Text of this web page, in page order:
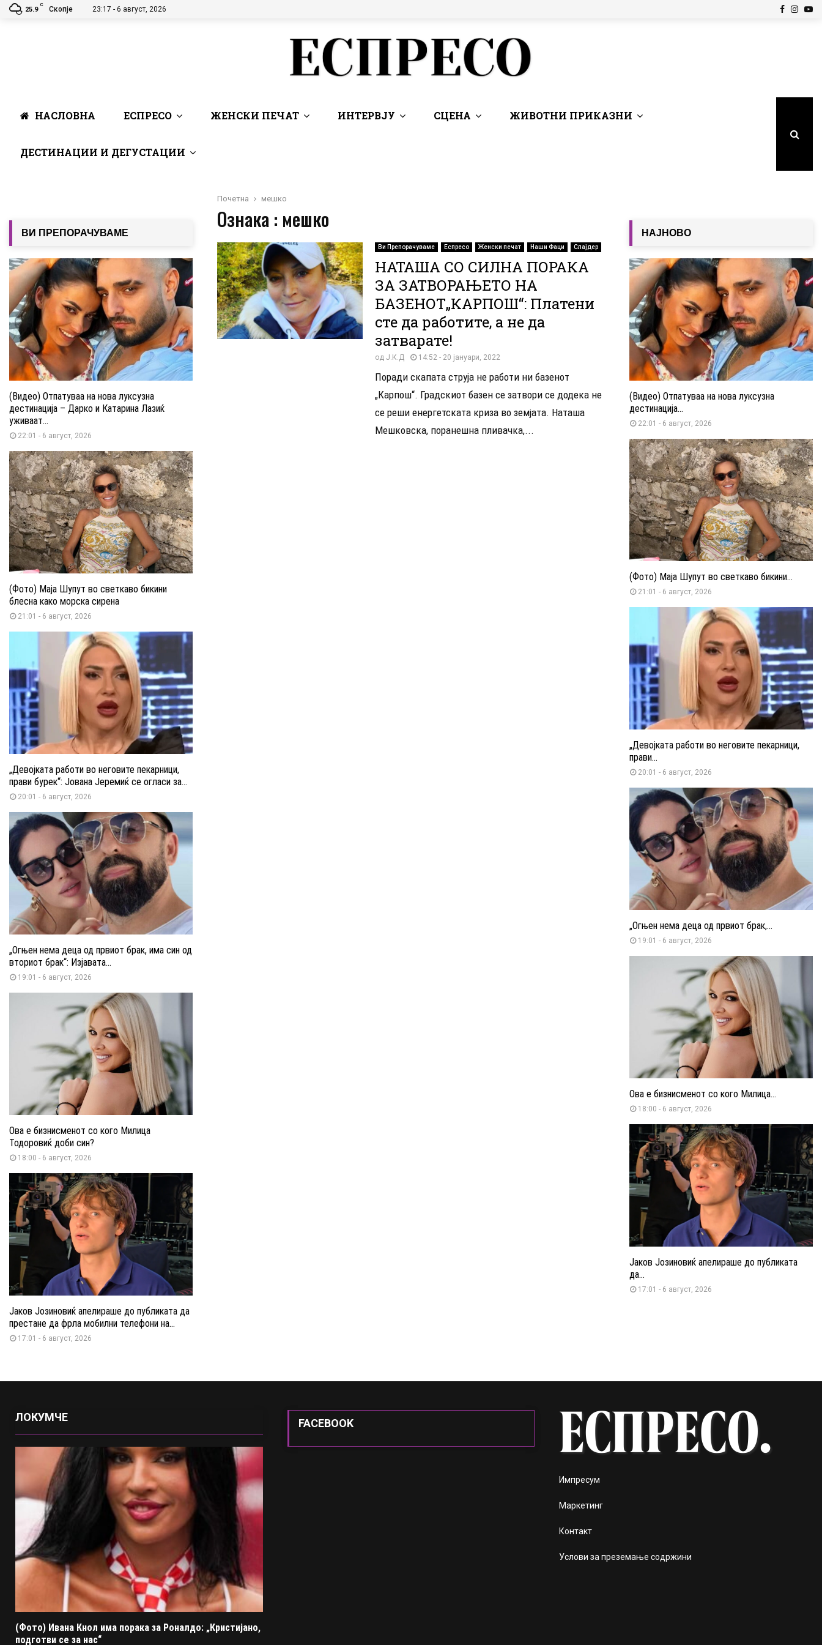
25.9
C
Скопје 23:17 - 6 август, 2026 Facebook
НАСЛОВНА ЕСПРЕСО ЖЕНСКИ ПЕЧАТ ИНТЕРВЈУ СЦЕНА ЖИВОТНИ ПРИКАЗНИ
ДЕСТИНАЦИИ И ДЕГУСТАЦИИ
Почетна мешко
Ознака : мешко
Ви Препорачуваме Еспресо Женски печат Наши Фаци Слајдер
НАТАША СО СИЛНА ПОРАКА
ЗА ЗАТВОРАЊЕТО НА
БАЗЕНОТ„КАРПОШ“: Платени
сте да работите, а не да
затварате!
од Ј.К.Д 14:52 - 20 јануари, 2022
Поради скапата струја не работи ни базенот
„Карпош“. Градскиот базен се затвори се додека не
се реши енергетската криза во земјата. Наташа
Мешковска, поранешна пливачка,...
ВИ ПРЕПОРАЧУВАМЕ
(Видео) Отпатуваа на нова луксузна
дестинација – Дарко и Катарина Лазиќ
уживаат...
22:01 - 6 август, 2026
(Фото) Маја Шупут во светкаво бикини
блесна како морска сирена
21:01 - 6 август, 2026
„Девојката работи во неговите пекарници,
прави бурек“: Јована Јеремиќ се огласи за...
20:01 - 6 август, 2026
„Огњен нема деца од првиот брак, има син од
вториот брак“: Изјавата...
19:01 - 6 август, 2026
Ова е бизнисменот со кого Милица
Тодоровиќ доби син?
18:00 - 6 август, 2026
Јаков Јозиновиќ апелираше до публиката да
престане да фрла мобилни телефони на...
17:01 - 6 август, 2026
НАЈНОВО
(Видео) Отпатуваа на нова луксузна
дестинација...
22:01 - 6 август, 2026
(Фото) Маја Шупут во светкаво бикини...
21:01 - 6 август, 2026
„Девојката работи во неговите пекарници,
прави...
20:01 - 6 август, 2026
„Огњен нема деца од првиот брак,...
19:01 - 6 август, 2026
Ова е бизнисменот со кого Милица...
18:00 - 6 август, 2026
Јаков Јозиновиќ апелираше до публиката
да...
17:01 - 6 август, 2026
ЛОКУМЧЕ
(Фото) Ивана Кнол има порака за Роналдо: „Кристијано,
подготви се за нас“
FACEBOOK
Импресум
Маркетинг
Контакт
Услови за преземање содржини